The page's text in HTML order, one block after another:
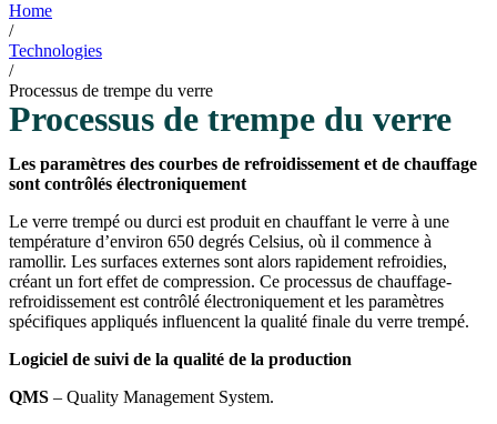
Home
/
Technologies
/
Processus de trempe du verre
Processus de trempe du verre
Les paramètres des courbes de refroidissement et de chauffage
sont contrôlés électroniquement
Le verre trempé ou durci est produit en chauffant le verre à une
température d’environ 650 degrés Celsius, où il commence à
ramollir. Les surfaces externes sont alors rapidement refroidies,
créant un fort effet de compression. Ce processus de chauffage-
refroidissement est contrôlé électroniquement et les paramètres
spécifiques appliqués influencent la qualité finale du verre trempé.
Logiciel de suivi de la qualité de la production
QMS – Quality Management System.